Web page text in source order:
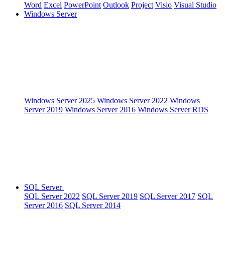
Word Excel PowerPoint Outlook Project Visio Visual Studio
Windows Server
Windows Server 2025 Windows Server 2022 Windows
Server 2019 Windows Server 2016 Windows Server RDS
SQL Server
SQL Server 2022 SQL Server 2019 SQL Server 2017 SQL
Server 2016 SQL Server 2014